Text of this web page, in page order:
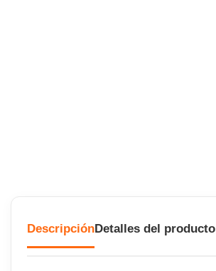
DescripciónDetalles del producto